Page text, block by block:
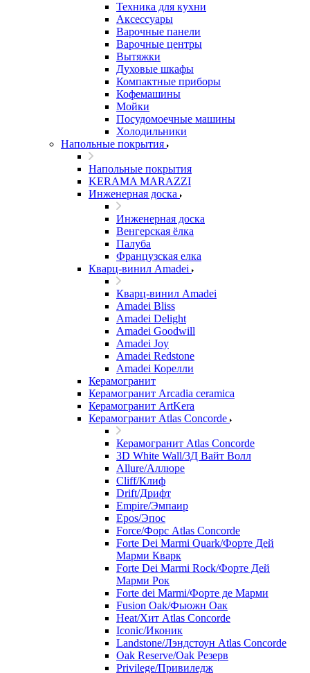
Техника для кухни
Аксессуары
Варочные панели
Варочные центры
Вытяжки
Духовые шкафы
Компактные приборы
Кофемашины
Мойки
Посудомоечные машины
Холодильники
Напольные покрытия
Напольные покрытия
KERAMA MARAZZI
Инженерная доска
Инженерная доска
Венгерская ёлка
Палуба
Французская елка
Кварц-винил Amadei
Кварц-винил Amadei
Amadei Bliss
Amadei Delight
Amadei Goodwill
Amadei Joy
Amadei Redstone
Amadei Корелли
Керамогранит
Керамогранит Arcadia ceramica
Керамогранит ArtKera
Керамогранит Atlas Concorde
Керамогранит Atlas Concorde
3D White Wall/3Д Вайт Волл
Allure/Аллюрe
Cliff/Клиф
Drift/Дрифт
Empire/Эмпаир
Epos/Эпос
Force/Фoрс Atlas Concorde
Forte Dei Marmi Quark/Форте Дей
Марми Кварк
Forte Dei Marmi Rock/Форте Дей
Марми Рок
Forte dei Marmi/Форте де Марми
Fusion Oak/Фьюжн Оак
Heat/Xит Atlas Concorde
Iconic/Иконик
Landstone/Лэндстоун Atlas Concorde
Oak Reserve/Оak Резepв
Privilege/Привиледж